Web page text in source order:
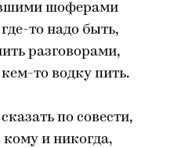
шоферами
то надо быть,
разговорами,
то водку пить.
по совести,
кому и никогда,